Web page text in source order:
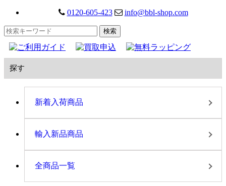
0120-605-423 info@bbl-shop.com
探す
新着入荷商品
輸入新品商品
全商品一覧